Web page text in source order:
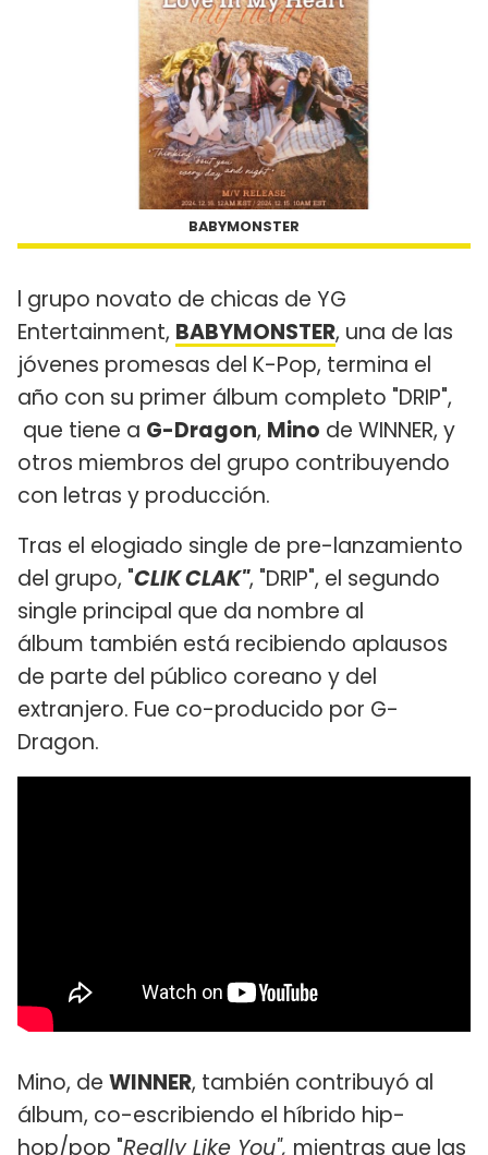
BABYMONSTER
l grupo novato de chicas de YG
Entertainment, BABYMONSTER, una de las
jóvenes promesas del K-Pop, termina el
año con su primer álbum completo "DRIP",
que tiene a G-Dragon, Mino de WINNER, y
otros miembros del grupo contribuyendo
con letras y producción.
Tras el elogiado single de pre-lanzamiento
del grupo, "CLIK CLAK", "DRIP", el segundo
single principal que da nombre al
álbum también está recibiendo aplausos
de parte del público coreano y del
extranjero. Fue co-producido por G-
Dragon.
Mino, de WINNER, también contribuyó al
álbum, co-escribiendo el híbrido hip-
hop/pop "Really Like You", mientras que las